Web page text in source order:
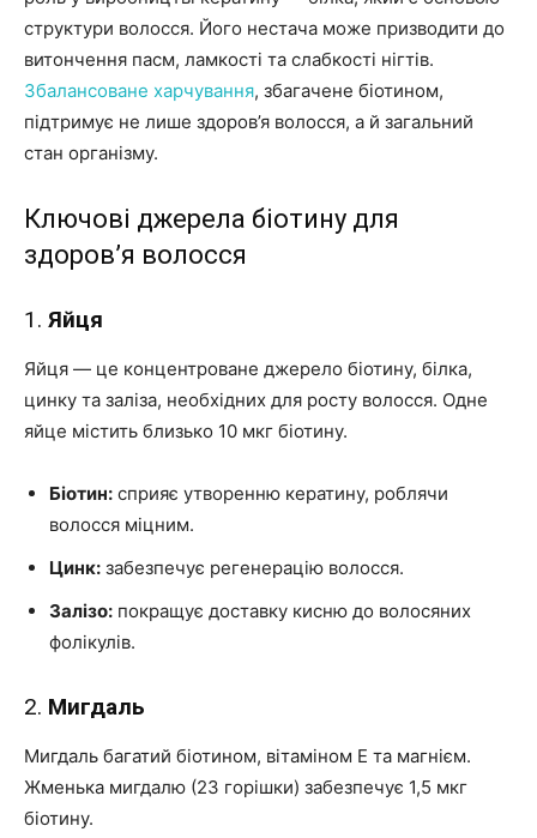
структури волосся. Його нестача може призводити до
витончення пасм, ламкості та слабкості нігтів.
Збалансоване харчування, збагачене біотином,
підтримує не лише здоров’я волосся, а й загальний
стан організму.
Ключові джерела біотину для
здоров’я волосся
1. Яйця
Яйця — це концентроване джерело біотину, білка,
цинку та заліза, необхідних для росту волосся. Одне
яйце містить близько 10 мкг біотину.
Біотин: сприяє утворенню кератину, роблячи
волосся міцним.
Цинк: забезпечує регенерацію волосся.
Залізо: покращує доставку кисню до волосяних
фолікулів.
2. Мигдаль
Мигдаль багатий біотином, вітаміном Е та магнієм.
Жменька мигдалю (23 горішки) забезпечує 1,5 мкг
біотину.